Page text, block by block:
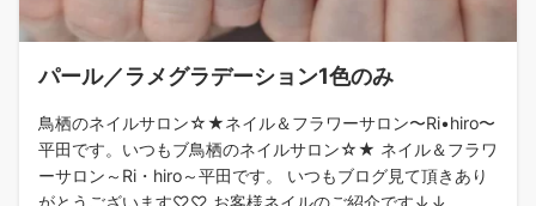
パール／ラメグラデーション1色のみ
鳥栖のネイルサロン☆★ネイル＆フラワーサロン〜Ri•hiro〜
平田です。いつもブ鳥栖のネイルサロン☆★ ネイル＆フラワ
ーサロン～Ri・hiro～平田です。 いつもブログ見て頂きあり
がとうございます♡♡ お客様ネイルのご紹介です↓↓